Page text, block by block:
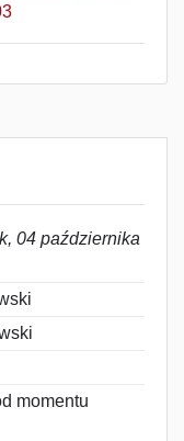
04 października
momentu